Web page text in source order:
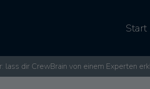
Start
lass dir CrewBrain von einem Experten